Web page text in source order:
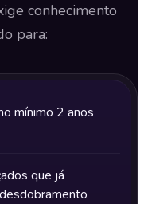
conhecimento
para:
mínimo 2 anos
que já